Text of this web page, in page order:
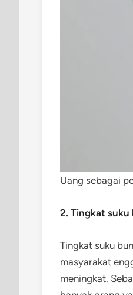
Uang sebagai
2. Tingkat suku
Tingkat suku
masyarakat
meningkat.